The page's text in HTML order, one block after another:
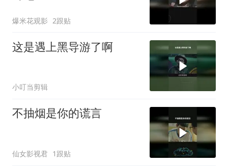
爆米花观影 2跟贴
这是遇上黑导游了啊
小叮当剪辑
不抽烟是你的谎言
仙女影视君 1跟贴